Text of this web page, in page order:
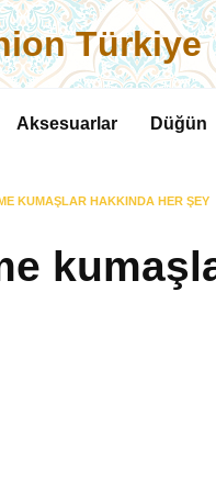
Türkiye
Aksesuarlar Düğün
KUMAŞLAR HAKKINDA HER ŞEY